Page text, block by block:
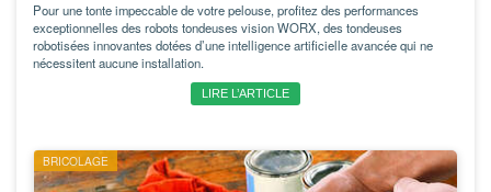
Pour une tonte impeccable de votre pelouse, profitez des performances
exceptionnelles des robots tondeuses vision WORX, des tondeuses
robotisées innovantes dotées d’une intelligence artificielle avancée qui ne
nécessitent aucune installation.
LIRE L’ARTICLE
BRICOLAGE